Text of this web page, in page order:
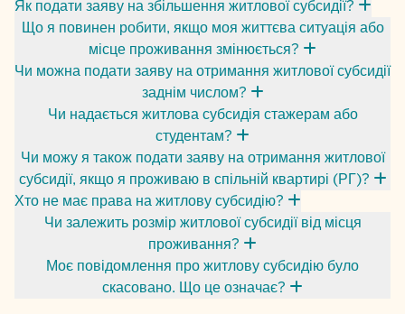
Як подати заяву на збільшення житлової субсидії?
Що я повинен робити, якщо моя життєва ситуація або
місце проживання змінюється?
Чи можна подати заяву на отримання житлової субсидії
заднім числом?
Чи надається житлова субсидія стажерам або
студентам?
Чи можу я також подати заяву на отримання житлової
субсидії, якщо я проживаю в спільній квартирі (РГ)?
Хто не має права на житлову субсидію?
Чи залежить розмір житлової субсидії від місця
проживання?
Моє повідомлення про житлову субсидію було
скасовано. Що це означає?